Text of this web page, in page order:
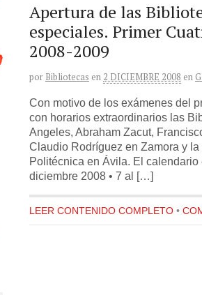
Apertura de las
especiales. Primer
2008-2009
por Bibliotecas en 2 DICIEMBRE 2008 en
Con motivo de los exámenes del
con horarios extraordinarios las
Angeles, Abraham Zacut,
Claudio Rodríguez en Zamora y
Politécnica en Ávila. El calendario
diciembre 2008 • 7 al […]
LEER CONTENIDO COMPLETO •